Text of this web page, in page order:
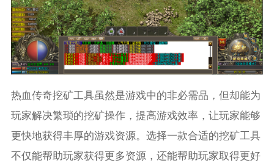
热血传奇挖矿工具虽然是游戏中的非必需品，但却能为
玩家解决繁琐的挖矿操作，提高游戏效率，让玩家能够
更快地获得丰厚的游戏资源。选择一款合适的挖矿工具
不仅能帮助玩家获得更多资源，还能帮助玩家取得更好